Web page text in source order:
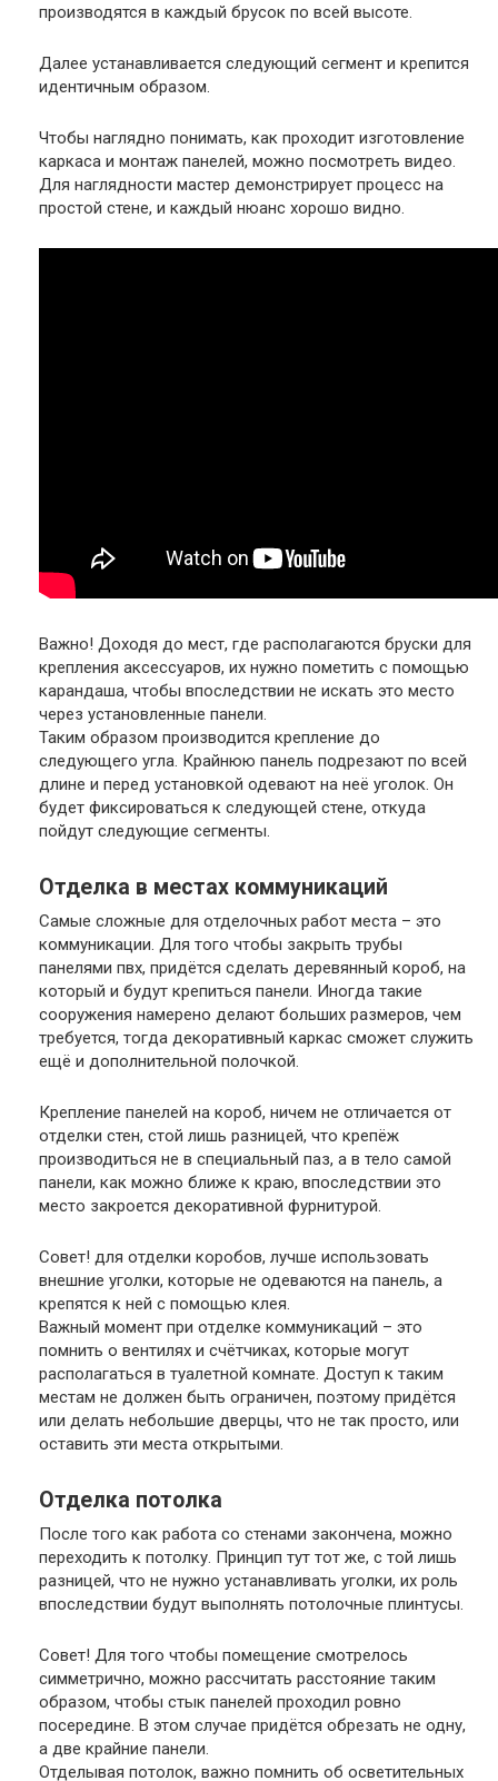
производятся в каждый брусок по всей высоте.
Далее устанавливается следующий сегмент и крепится
идентичным образом.
Чтобы наглядно понимать, как проходит изготовление
каркаса и монтаж панелей, можно посмотреть видео.
Для наглядности мастер демонстрирует процесс на
простой стене, и каждый нюанс хорошо видно.
Важно! Доходя до мест, где располагаются бруски для
крепления аксессуаров, их нужно пометить с помощью
карандаша, чтобы впоследствии не искать это место
через установленные панели.
Таким образом производится крепление до
следующего угла. Крайнюю панель подрезают по всей
длине и перед установкой одевают на неё уголок. Он
будет фиксироваться к следующей стене, откуда
пойдут следующие сегменты.
Отделка в местах коммуникаций
Самые сложные для отделочных работ места – это
коммуникации. Для того чтобы закрыть трубы
панелями пвх, придётся сделать деревянный короб, на
который и будут крепиться панели. Иногда такие
сооружения намерено делают больших размеров, чем
требуется, тогда декоративный каркас сможет служить
ещё и дополнительной полочкой.
Крепление панелей на короб, ничем не отличается от
отделки стен, стой лишь разницей, что крепёж
производиться не в специальный паз, а в тело самой
панели, как можно ближе к краю, впоследствии это
место закроется декоративной фурнитурой.
Совет! для отделки коробов, лучше использовать
внешние уголки, которые не одеваются на панель, а
крепятся к ней с помощью клея.
Важный момент при отделке коммуникаций – это
помнить о вентилях и счётчиках, которые могут
располагаться в туалетной комнате. Доступ к таким
местам не должен быть ограничен, поэтому придётся
или делать небольшие дверцы, что не так просто, или
оставить эти места открытыми.
Отделка потолка
После того как работа со стенами закончена, можно
переходить к потолку. Принцип тут тот же, с той лишь
разницей, что не нужно устанавливать уголки, их роль
впоследствии будут выполнять потолочные плинтусы.
Совет! Для того чтобы помещение смотрелось
симметрично, можно рассчитать расстояние таким
образом, чтобы стык панелей проходил ровно
посередине. В этом случае придётся обрезать не одну,
а две крайние панели.
Отделывая потолок, важно помнить об осветительных